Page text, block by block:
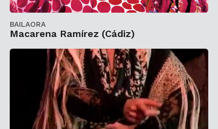
BAILAORA
Macarena Ramírez (Cádiz)